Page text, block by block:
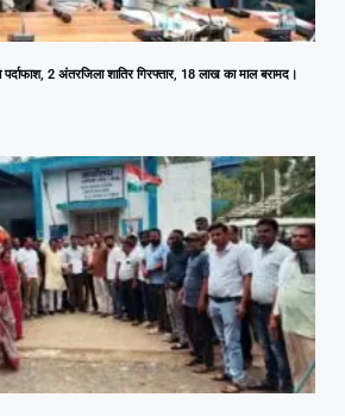
2 अंतरजिला शातिर गिरफ्तार, 18 लाख का माल बरामद।